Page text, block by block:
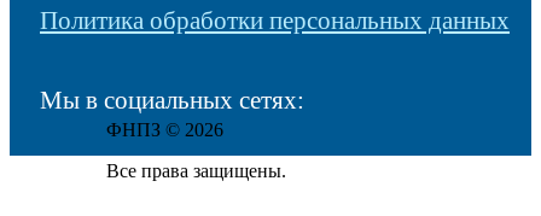
Политика обработки персональных данных
Мы в социальных сетях:
ФНПЗ © 2026
Все права защищены.